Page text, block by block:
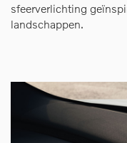
sfeerverlichting
landschappen.